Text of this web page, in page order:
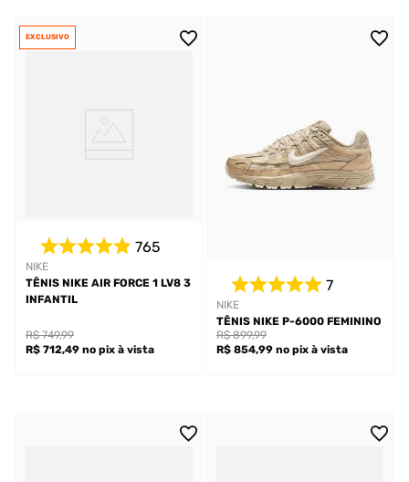
EXCLUSIVO
NIKE
765
TÊNIS NIKE AIR FORCE 1 LV8 3
INFANTIL
R$ 712,49 no pix à vista
R$ 749,99
NIKE
7
TÊNIS NIKE P-6000 FEMININO
R$ 854,99 no pix à vista
R$ 899,99